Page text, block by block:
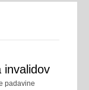
invalidov
padavine